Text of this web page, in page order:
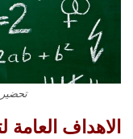
تحضير
الاهداف العامة